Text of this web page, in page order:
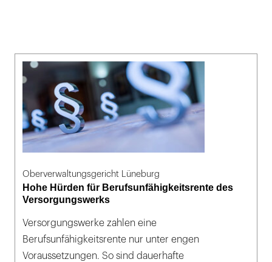
Oberverwaltungsgericht Lüneburg
Hohe Hürden für Berufsunfähigkeitsrente des
Versorgungswerks
Versorgungswerke zahlen eine
Berufsunfähigkeitsrente nur unter engen
Voraussetzungen. So sind dauerhafte